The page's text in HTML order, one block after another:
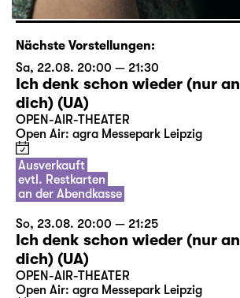
Nächste Vorstellungen:
Sa, 22.08. 20:00 — 21:30
Ich denk schon wieder (nur an
dich) (UA)
OPEN-AIR-THEATER
Open Air: agra Messepark Leipzig
Ausverkauft
evtl. Restkarten
an der Abendkasse
So, 23.08. 20:00 — 21:25
Ich denk schon wieder (nur an
dich) (UA)
OPEN-AIR-THEATER
Open Air: agra Messepark Leipzig